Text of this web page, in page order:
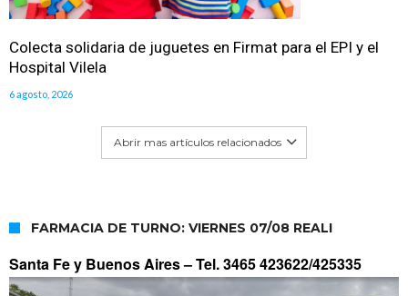
Colecta solidaria de juguetes en Firmat para el EPI y el
Hospital Vilela
6 agosto, 2026
Abrir mas artículos relacionados
FARMACIA DE TURNO: VIERNES 07/08 REALI
Santa Fe y Buenos Aires –Tel. 3465 423622/425335